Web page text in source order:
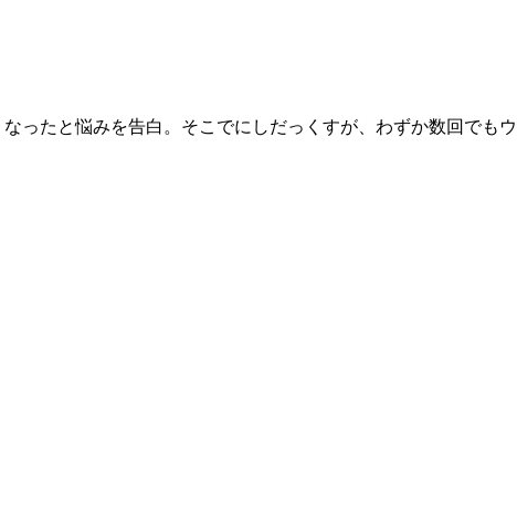
ったと悩みを告白。そこでにしだっくすが、わずか数回でもウ